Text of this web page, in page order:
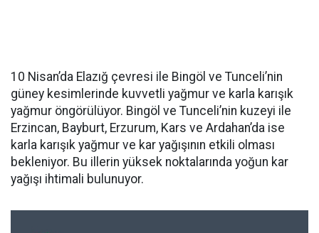
10 Nisan’da Elazığ çevresi ile Bingöl ve Tunceli’nin
güney kesimlerinde kuvvetli yağmur ve karla karışık
yağmur öngörülüyor. Bingöl ve Tunceli’nin kuzeyi ile
Erzincan, Bayburt, Erzurum, Kars ve Ardahan’da ise
karla karışık yağmur ve kar yağışının etkili olması
bekleniyor. Bu illerin yüksek noktalarında yoğun kar
yağışı ihtimali bulunuyor.